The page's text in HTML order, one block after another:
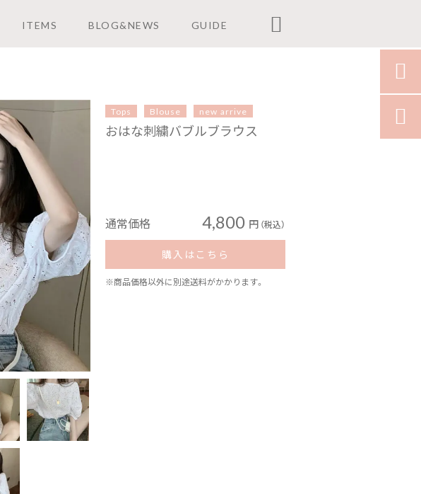
ITEMS BLOG&NEWS GUIDE 
Tops Blouse new arrive
おはな刺繍バブルブラウス
通常価格 4,800 円 （税込）
購入はこちら
※商品価格以外に別途送料がかかります。

